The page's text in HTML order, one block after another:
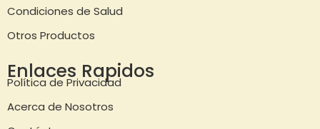
Condiciones de Salud
Otros Productos
Enlaces Rapidos
Política de Privacidad
Acerca de Nosotros